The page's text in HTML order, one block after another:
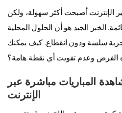
أصبحت أكثر سهولة، ولكن
الخبر الجيد هو أن الحلول المحلية
سلسة ودون انقطاع. كيف يمكنك
المباريات مباشرة عبر
الإنترنت